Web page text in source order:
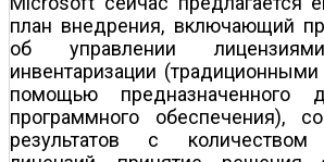
план внедрения, включающий
об управлении
инвентаризации
помощью предназначенного
программного обеспечения),
результатов с количеством